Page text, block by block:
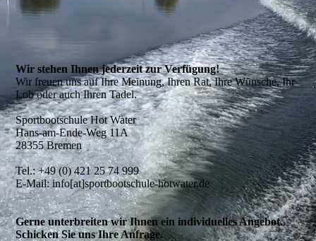
Wir stehen Ihnen jederzeit zur Verfügung!
Wir freuen uns auf Ihre Meinung, Ihren Rat, Ihre Wünsche, Ihr
Lob oder auch Ihren Tadel.
Sportbootschule Hot Water
Hans-am-Ende-Weg 11A
28355 Bremen
Tel.: +49 (0) 421 25 74 999
E-Mail: info[at]sportbootschule-hotwater.de
Gerne unterbreiten wir Ihnen ein individuelles Angebot.
Schicken Sie uns Ihre Anfrage.